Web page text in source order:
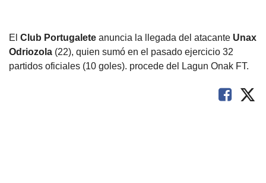
El Club Portugalete anuncia la llegada del atacante Unax
Odriozola (22), quien sumó en el pasado ejercicio 32
partidos oficiales (10 goles). procede del Lagun Onak FT.